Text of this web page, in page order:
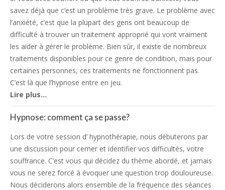
savez déjà que c’est un problème très grave. Le problème avec
l’anxiété, c’est que la plupart des gens ont beaucoup de
difficulté à trouver un traitement approprié qui vont vraiment
les aider à gérer le problème. Bien sûr, il existe de nombreux
traitements disponibles pour ce genre de condition, mais pour
certaines personnes, ces traitements ne fonctionnent pas.
C’est là que l’hypnose entre en jeu.
Lire plus…
Hypnose: comment ça se passe?
Lors de votre session d’ hypnothérapie, nous débuterons par
une discussion pour cerner et identifier vos difficultés, votre
souffrance. C’est vous qui décidez du thème abordé, et jamais
vous ne serez forcé à évoquer une question trop douloureuse.
Nous déciderons alors ensemble de la fréquence des séances